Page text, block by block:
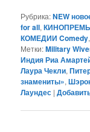
Рубрика:NEW
for all,
КОМЕДИИ Comedy
Метки:Military
Индия Риа
Лаура Чекли,
знамениты»,
Лаундес |